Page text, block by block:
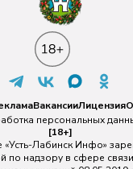
ВакансииЛицензия
персональных
[18+]
«Усть-Лабинск Инфо»
по надзору в сфере